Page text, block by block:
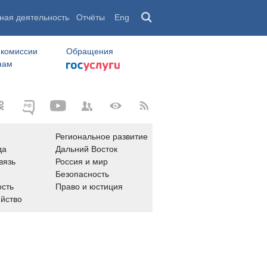
деятельность Отчёты Eng
Обращения
Региональное развитие
Дальний Восток
Россия и мир
Безопасность
Право и юстиция